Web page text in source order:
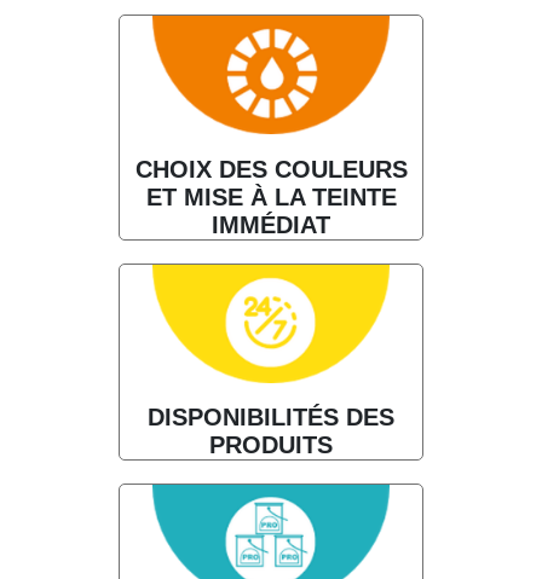
CHOIX DES COULEURS
ET MISE À LA TEINTE
IMMÉDIAT
DISPONIBILITÉS DES
PRODUITS